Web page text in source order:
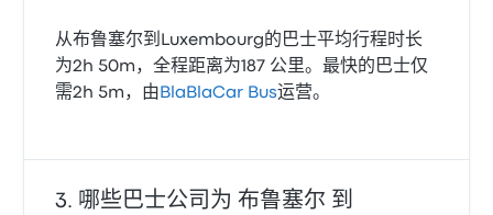
从布鲁塞尔到Luxembourg的巴士平均行程时长
为2h 50m，全程距离为187 公里。最快的巴士仅
需2h 5m，由 BlaBlaCar Bus运营。
哪些巴士公司为 布鲁塞尔 到